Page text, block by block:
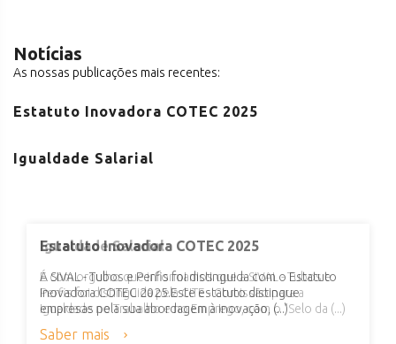
Notícias
As nossas publicações mais recentes:
Estatuto Inovadora COTEC 2025
Igualdade Salarial
Estatuto Inovadora COTEC 2025
A SIVAL - Tubos e Perfis foi distinguida com o Estatuto
Inovadora COTEC 2025.Este estatuto distingue
empresas pela sua abordagem à inovação, (...)
Saber mais
Igualdade Salarial
É com orgulho que informamos que a SIVAL - Tubos e
Perfis foi distinguida pela CITE - Comissão para a
Igualdade no Trabalho e no Emprego, com o "Selo da (...)
Saber mais